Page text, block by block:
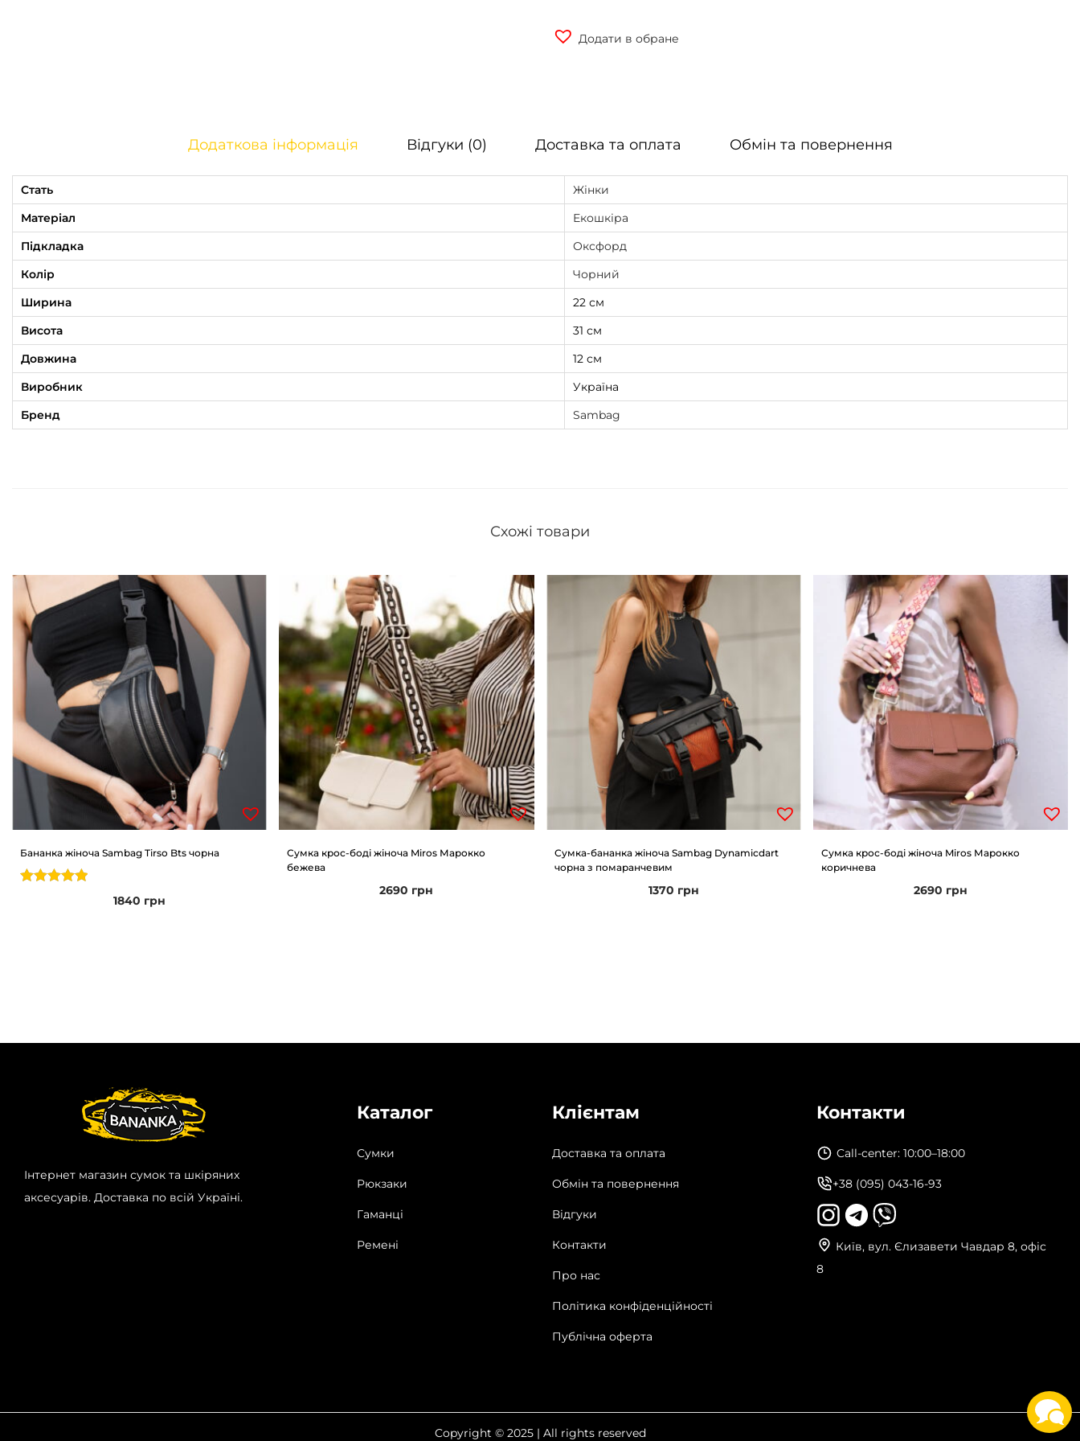
Додати в обране
Додаткова інформація Відгуки (0) Доставка та оплата Обмін та повернення
Стать
Жінки
Матеріал
Екошкіра
Підкладка
Оксфорд
Колір
Чорний
Ширина
22 см
Висота
31 см
Довжина
12 см
Виробник
Україна
Бренд
Sambag
Схожі товари
Бананка жіноча Sambag Tirso Bts чорна
1840 грн
Сумка крос-боді жіноча Miros Марокко
бежева
2690 грн
Сумка-бананка жіноча Sambag Dynamicdart
чорна з помаранчевим
1370 грн
Сумка крос-боді жіноча Miros Марокко
коричнева
2690 грн
Інтернет магазин сумок та шкіряних
аксесуарів. Доставка по всій Україні.
Каталог
Сумки
Рюкзаки
Гаманці
Ремені
Клієнтам
Доставка та оплата
Обмін та повернення
Відгуки
Контакти
Про нас
Політика конфіденційності
Публічна оферта
Контакти
Call-center: 10:00–18:00
+38 (095) 043-16-93
Київ, вул. Єлизавети Чавдар 8, офіс
8
Copyright © 2025 | All rights reserved